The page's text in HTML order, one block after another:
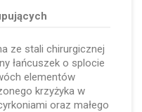
ze stali chirurgicznej
łańcuszek o splocie
elementów
krzyżyka w
oraz małego